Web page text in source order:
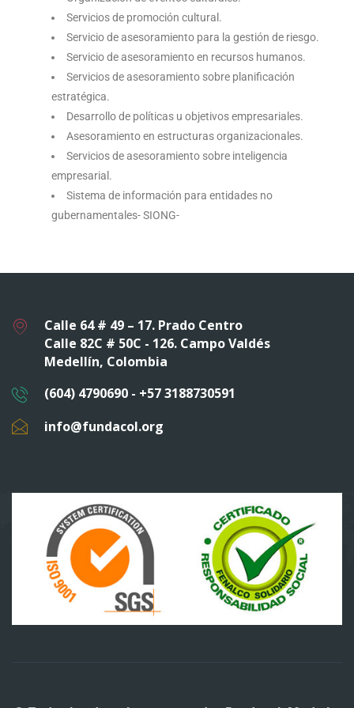
Servicios de promoción cultural.
Servicio de asesoramiento para la gestión de riesgo.
Servicio de asesoramiento en recursos humanos.
Servicios de asesoramiento sobre planificación
estratégica.
Desarrollo de políticas u objetivos empresariales.
Asesoramiento en estructuras organizacionales.
Servicios de asesoramiento sobre inteligencia
empresarial.
Sistema de información para entidades no
gubernamentales- SIONG-
Calle 64 # 49 – 17. Prado Centro
Calle 82C # 50C - 126. Campo Valdés
Medellín, Colombia
(604) 4790690 - +57 3188730591
info@fundacol.org